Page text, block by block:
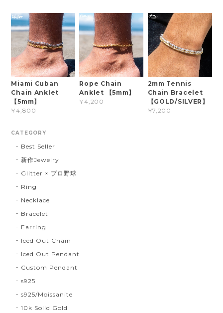
Miami Cuban
Chain Anklet
【5mm】
¥4,800
Rope Chain
Anklet 【5mm】
¥4,200
2mm Tennis
Chain Bracelet
【GOLD/SILVER】
¥7,200
CATEGORY
Best Seller
新作Jewelry
Glitter × プロ野球
Ring
Necklace
Bracelet
Earring
Iced Out Chain
Iced Out Pendant
Custom Pendant
s925
s925/Moissanite
10k Solid Gold